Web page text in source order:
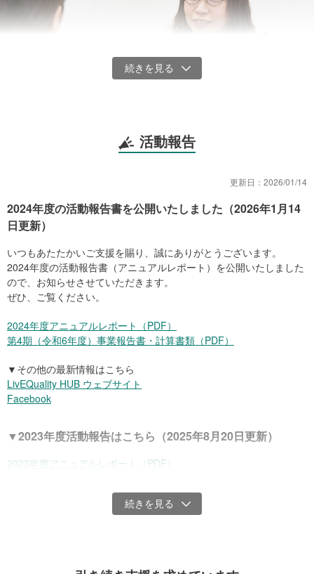
これまでも対象となる母子家庭向けに、流しそうめん大会やクリス
マス会など、“学び”と“リラックス”を得られるような体験を届けてき
ました。
しかし、支援が必要な世帯の増加と支援内容の広がりにより、行政
からの補助もない中で、助成金だけでは活動を継続することが難し
くなってきています。
活動報告
更新日： 2026/01/14
2024年度の活動報告書を公開いたしました（2026年1月14
日更新）
いつもあたたかいご支援を賜り、誠にありがとうございます。
2024年度の活動報告書（アニュアルレポート）を公開いたしました
ので、お知らせさせていただきます。
ぜひ、ご覧ください。
2024年度アニュアルレポート（PDF）
第4期（令和6年度）事業報告書・計算書類（PDF）
▼その他の最新情報はこちら
LivEQuality HUB ウェブサイト
Facebook
▼2023年度活動報告はこちら（2025年8月20日更新）
2023年度アニュアルレポート（PDF）
▼その他の最新情報はこちら